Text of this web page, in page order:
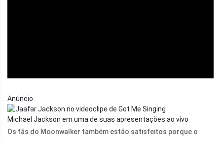
Anúncio
Michael Jackson em uma de suas apresentações ao vivo
Os fãs do Moonwalker também estão satisfeitos porque o